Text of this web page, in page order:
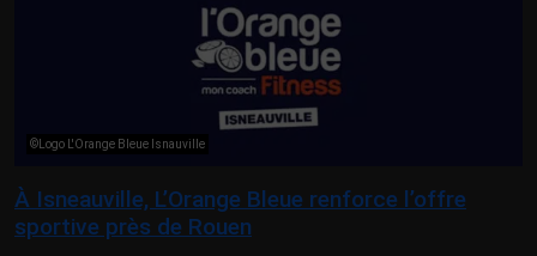
©Logo L'Orange Bleue Isnauville
À Isneauville, L’Orange Bleue renforce l’offre
sportive près de Rouen